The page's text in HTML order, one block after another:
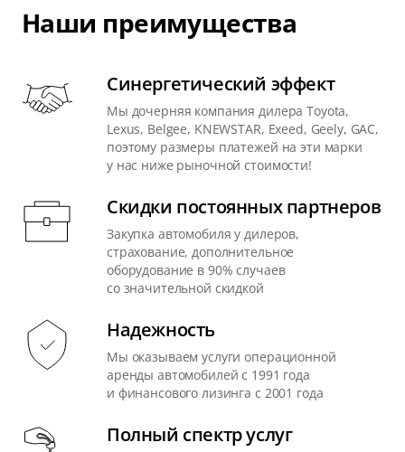
Наши преимущества
Синергетический эффект
Мы дочерняя компания дилера Toyota,
Lexus, Belgee, KNEWSTAR, Exeed, Geely, GAC,
поэтому размеры платежей на эти марки
у нас ниже рыночной стоимости!
Скидки постоянных партнеров
Закупка автомобиля у дилеров,
страхование, дополнительное
оборудование в 90% случаев
со значительной скидкой
Надежность
Мы оказываем услуги операционной
аренды автомобилей с 1991 года
и финансового лизинга с 2001 года
Полный спектр услуг